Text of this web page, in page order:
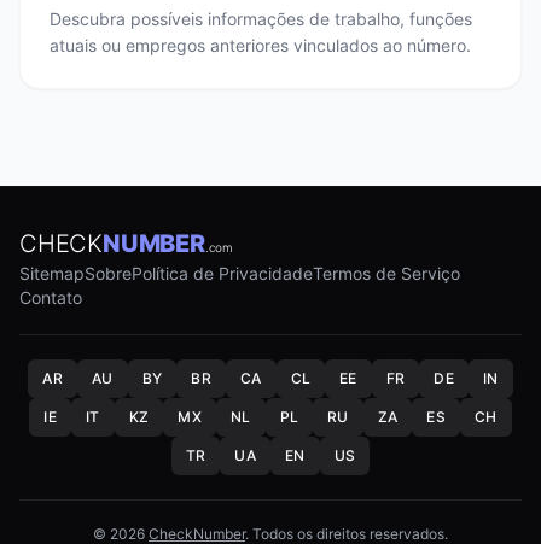
Descubra possíveis informações de trabalho, funções
atuais ou empregos anteriores vinculados ao número.
CHECKNUMBER.com
SitemapSobrePolítica de PrivacidadeTermos de Serviço
Contato
AR AU BY BR CA CL EE FR DE IN
IE IT KZ MX NL PL RU ZA ES CH
TR UA EN US
© 2026 CheckNumber. Todos os direitos reservados.